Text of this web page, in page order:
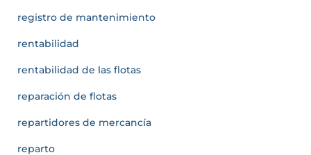
registro de mantenimiento
rentabilidad
rentabilidad de las flotas
reparación de flotas
repartidores de mercancía
reparto